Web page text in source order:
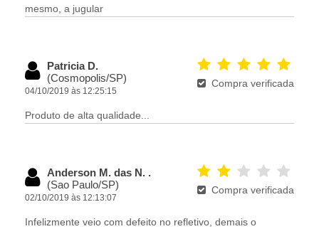
mesmo, a jugular
Patricia D.
(Cosmopolis/SP)
04/10/2019 às 12:25:15
Compra verificada
Produto de alta qualidade...
Anderson M. das N. .
(Sao Paulo/SP)
02/10/2019 às 12:13:07
Compra verificada
Infelizmente veio com defeito no refletivo, demais o